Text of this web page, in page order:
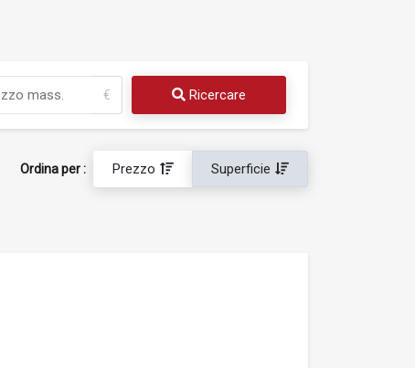
€ Ricercare
Ordina per : Prezzo Superficie